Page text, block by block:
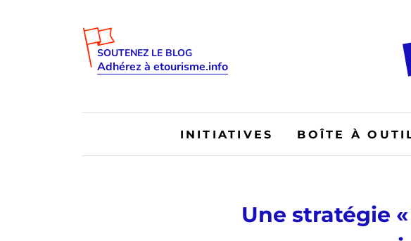
SOUTENEZ LE BLOG
Adhérez à etourisme.info
INITIATIVES BOÎTE À
Une stratégie